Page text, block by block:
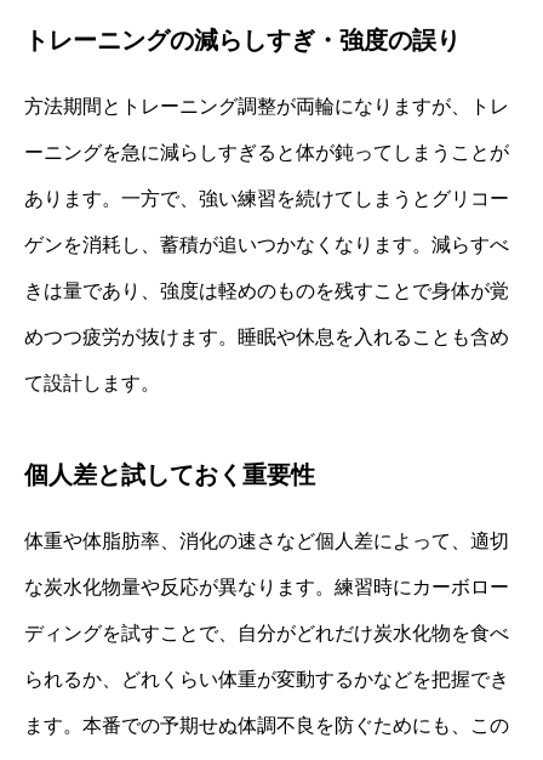
トレーニングの減らしすぎ・強度の誤り
方法期間とトレーニング調整が両輪になりますが、トレ
ーニングを急に減らしすぎると体が鈍ってしまうことが
あります。一方で、強い練習を続けてしまうとグリコー
ゲンを消耗し、蓄積が追いつかなくなります。減らすべ
きは量であり、強度は軽めのものを残すことで身体が覚
めつつ疲労が抜けます。睡眠や休息を入れることも含め
て設計します。
個人差と試しておく重要性
体重や体脂肪率、消化の速さなど個人差によって、適切
な炭水化物量や反応が異なります。練習時にカーボロー
ディングを試すことで、自分がどれだけ炭水化物を食べ
られるか、どれくらい体重が変動するかなどを把握でき
ます。本番での予期せぬ体調不良を防ぐためにも、この